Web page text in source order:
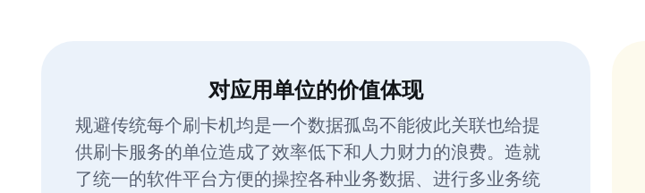
对应用单位的价值体现
规避传统每个刷卡机均是一个数据孤岛不能彼此关联也给提
供刷卡服务的单位造成了效率低下和人力财力的浪费。造就
了统一的软件平台方便的操控各种业务数据、进行多业务统